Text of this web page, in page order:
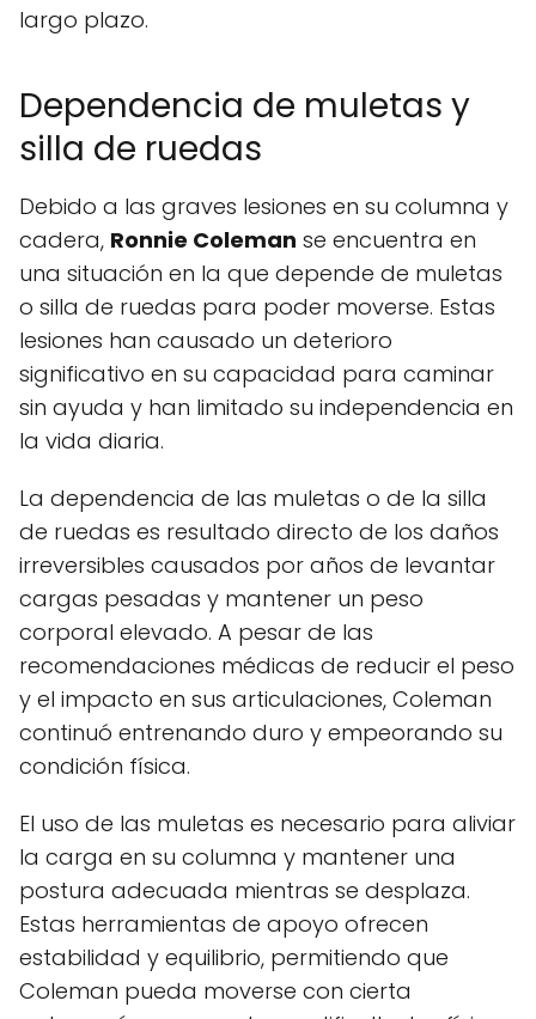
largo plazo.
Dependencia de muletas y
silla de ruedas
Debido a las graves lesiones en su columna y
cadera, Ronnie Coleman se encuentra en
una situación en la que depende de muletas
o silla de ruedas para poder moverse. Estas
lesiones han causado un deterioro
significativo en su capacidad para caminar
sin ayuda y han limitado su independencia en
la vida diaria.
La dependencia de las muletas o de la silla
de ruedas es resultado directo de los daños
irreversibles causados por años de levantar
cargas pesadas y mantener un peso
corporal elevado. A pesar de las
recomendaciones médicas de reducir el peso
y el impacto en sus articulaciones, Coleman
continuó entrenando duro y empeorando su
condición física.
El uso de las muletas es necesario para aliviar
la carga en su columna y mantener una
postura adecuada mientras se desplaza.
Estas herramientas de apoyo ofrecen
estabilidad y equilibrio, permitiendo que
Coleman pueda moverse con cierta